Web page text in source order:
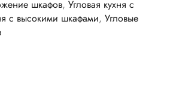
шкафов, Угловая кухня с
с высокими шкафами, Угловые